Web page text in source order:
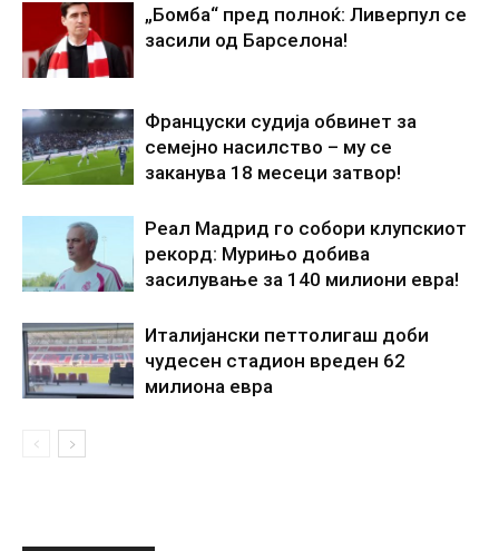
„Бомба“ пред полноќ: Ливерпул се
засили од Барселона!
Француски судија обвинет за
семејно насилство – му се
заканува 18 месеци затвор!
Реал Мадрид го собори клупскиот
рекорд: Мурињо добива
засилување за 140 милиони евра!
Италијански петтолигаш доби
чудесен стадион вреден 62
милиона евра